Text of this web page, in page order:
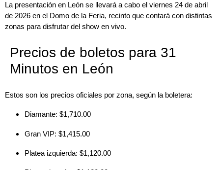
La presentación en León se llevará a cabo el viernes 24 de abril
de 2026 en el Domo de la Feria, recinto que contará con distintas
zonas para disfrutar del show en vivo.
Precios de boletos para 31
Minutos en León
Estos son los precios oficiales por zona, según la boletera:
Diamante: $1,710.00
Gran VIP: $1,415.00
Platea izquierda: $1,120.00